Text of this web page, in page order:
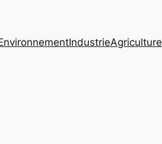
IndustrieAgriculture